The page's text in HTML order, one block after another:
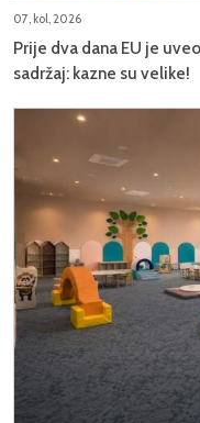
07, kol, 2026
Prije dva dana EU je
sadržaj: kazne su velike!